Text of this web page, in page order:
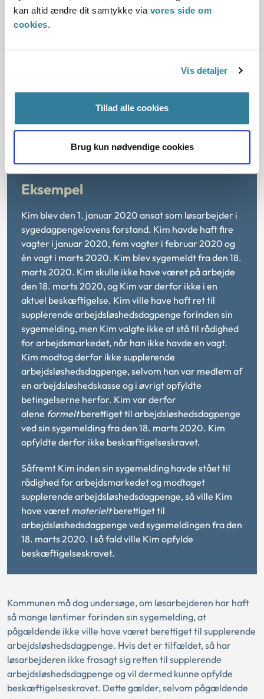
kan altid ændre dit samtykke via vores side om
cookies.
Vis detaljer
Tillad alle cookies
Brug kun nødvendige cookies
arbejdsløshedsdagpenge.
arbejdsløshedsdagpenge fra arbejdsløshedskassen, så er
Løsarbejderen vil dermed ikke opfylde
beskæftigelseskravet. Vi henviser til Ankestyrelsens
principmeddelelse
63-12.
Eksempel
Kim blev den 1. januar 2020 ansat som løsarbejder i
sygedagpengelovens forstand. Kim havde haft fire
vagter i januar 2020, fem vagter i februar 2020 og
én vagt i marts 2020. Kim blev sygemeldt fra den 18.
marts 2020. Kim skulle ikke have været på arbejde
den 18. marts 2020, og Kim var derfor ikke i en
aktuel beskæftigelse. Kim ville have haft ret til
supplerende arbejdsløshedsdagpenge forinden sin
sygemelding, men Kim valgte ikke at stå til rådighed
for arbejdsmarkedet, når han ikke havde en vagt.
Kim modtog derfor ikke supplerende
arbejdsløshedsdagpenge, selvom han var medlem af
en arbejdsløshedskasse og i øvrigt opfyldte
betingelserne herfor. Kim var derfor
alene formelt berettiget til arbejdsløshedsdagpenge
ved sin sygemelding fra den 18. marts 2020. Kim
opfyldte derfor ikke beskæftigelseskravet.
Såfremt Kim inden sin sygemelding havde stået til
rådighed for arbejdsmarkedet og modtaget
supplerende arbejdsløshedsdagpenge, så ville Kim
have været materielt berettiget til
arbejdsløshedsdagpenge ved sygemeldingen fra den
18. marts 2020. I så fald ville Kim opfylde
beskæftigelseskravet.
Kommunen må dog undersøge, om løsarbejderen har haft
så mange løntimer forinden sin sygemelding, at
pågældende ikke ville have været berettiget til supplerende
arbejdsløshedsdagpenge. Hvis det er tilfældet, så har
løsarbejderen ikke frasagt sig retten til supplerende
arbejdsløshedsdagpenge og vil dermed kunne opfylde
beskæftigelseskravet. Dette gælder, selvom pågældende